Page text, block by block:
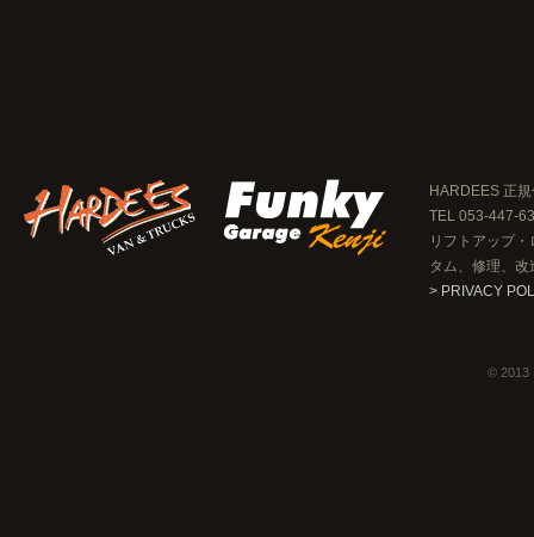
HARDEES 正
TEL 053-447-
リフトアップ
タム、修理、改
> PRIVACY
© 2013